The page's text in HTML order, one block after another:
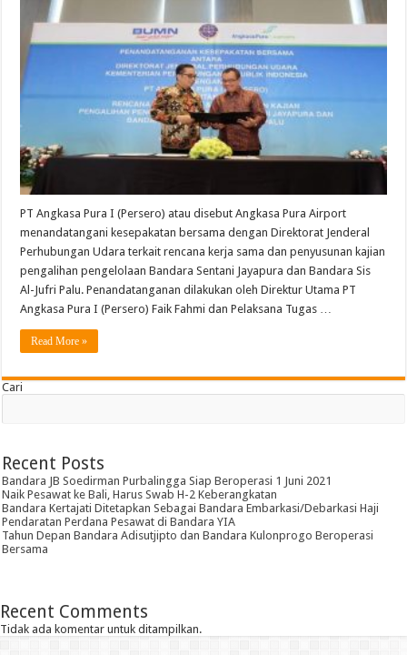
Pura
Kelola
PT Angkasa Pura I (Persero) atau disebut Angkasa Pura Airport
menandatangani kesepakatan bersama dengan Direktorat Jenderal
Perhubungan Udara terkait rencana kerja sama dan penyusunan kajian
pengalihan pengelolaan Bandara Sentani Jayapura dan Bandara Sis
Al-Jufri Palu. Penandatanganan dilakukan oleh Direktur Utama PT
Angkasa Pura I (Persero) Faik Fahmi dan Pelaksana Tugas …
Read More »
Cari
Recent Posts
Bandara JB Soedirman Purbalingga Siap Beroperasi 1 Juni 2021
Naik Pesawat ke Bali, Harus Swab H-2 Keberangkatan
Bandara Kertajati Ditetapkan Sebagai Bandara Embarkasi/Debarkasi Haji
Pendaratan Perdana Pesawat di Bandara YIA
Tahun Depan Bandara Adisutjipto dan Bandara Kulonprogo Beroperasi
Bersama
Recent Comments
Tidak ada komentar untuk ditampilkan.